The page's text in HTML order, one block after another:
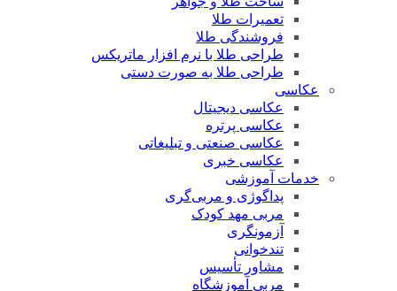
تعمیرات طلا
فروشندگی طلا
طراحی طلا با نرم افزار ماتریکس
طراحی طلا به صورت دستی
عکاسی
عکاسی دیجیتال
عکاسی پرتره
عکاسی صنعتی و تبلیغاتی
عکاسی خبری
خدمات آموزشی
پداگوژی و مربی‌گری
مربی مهد کودک
آزمونگری
تندخوانی
مشاور تأسیس
مربی آموزشگاه